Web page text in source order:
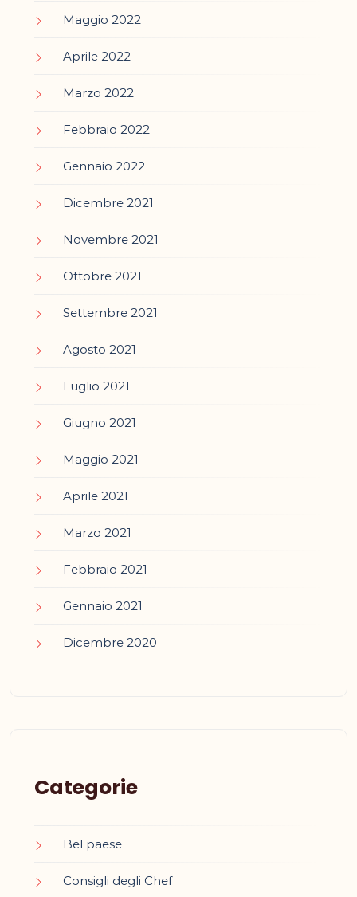
Maggio 2022
Aprile 2022
Marzo 2022
Febbraio 2022
Gennaio 2022
Dicembre 2021
Novembre 2021
Ottobre 2021
Settembre 2021
Agosto 2021
Luglio 2021
Giugno 2021
Maggio 2021
Aprile 2021
Marzo 2021
Febbraio 2021
Gennaio 2021
Dicembre 2020
Categorie
Bel paese
Consigli degli Chef